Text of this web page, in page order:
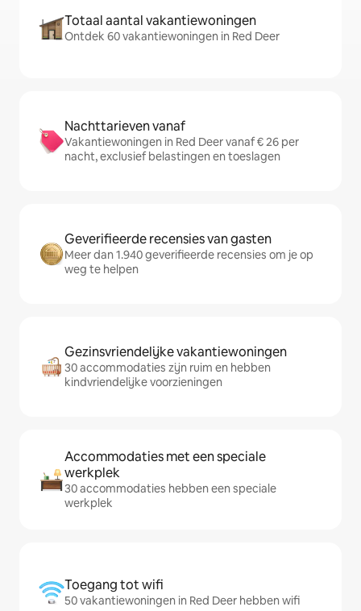
Totaal aantal vakantiewoningen
Ontdek 60 vakantiewoningen in Red Deer
Nachttarieven vanaf
Vakantiewoningen in Red Deer vanaf € 26 per
nacht, exclusief belastingen en toeslagen
Geverifieerde recensies van gasten
Meer dan 1.940 geverifieerde recensies om je op
weg te helpen
Gezinsvriendelijke vakantiewoningen
30 accommodaties zijn ruim en hebben
kindvriendelijke voorzieningen
Accommodaties met een speciale
werkplek
30 accommodaties hebben een speciale
werkplek
Toegang tot wifi
50 vakantiewoningen in Red Deer hebben wifi